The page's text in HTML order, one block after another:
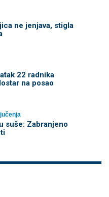
ne jenjava, stigla
22 radnika
na posao
suše: Zabranjeno